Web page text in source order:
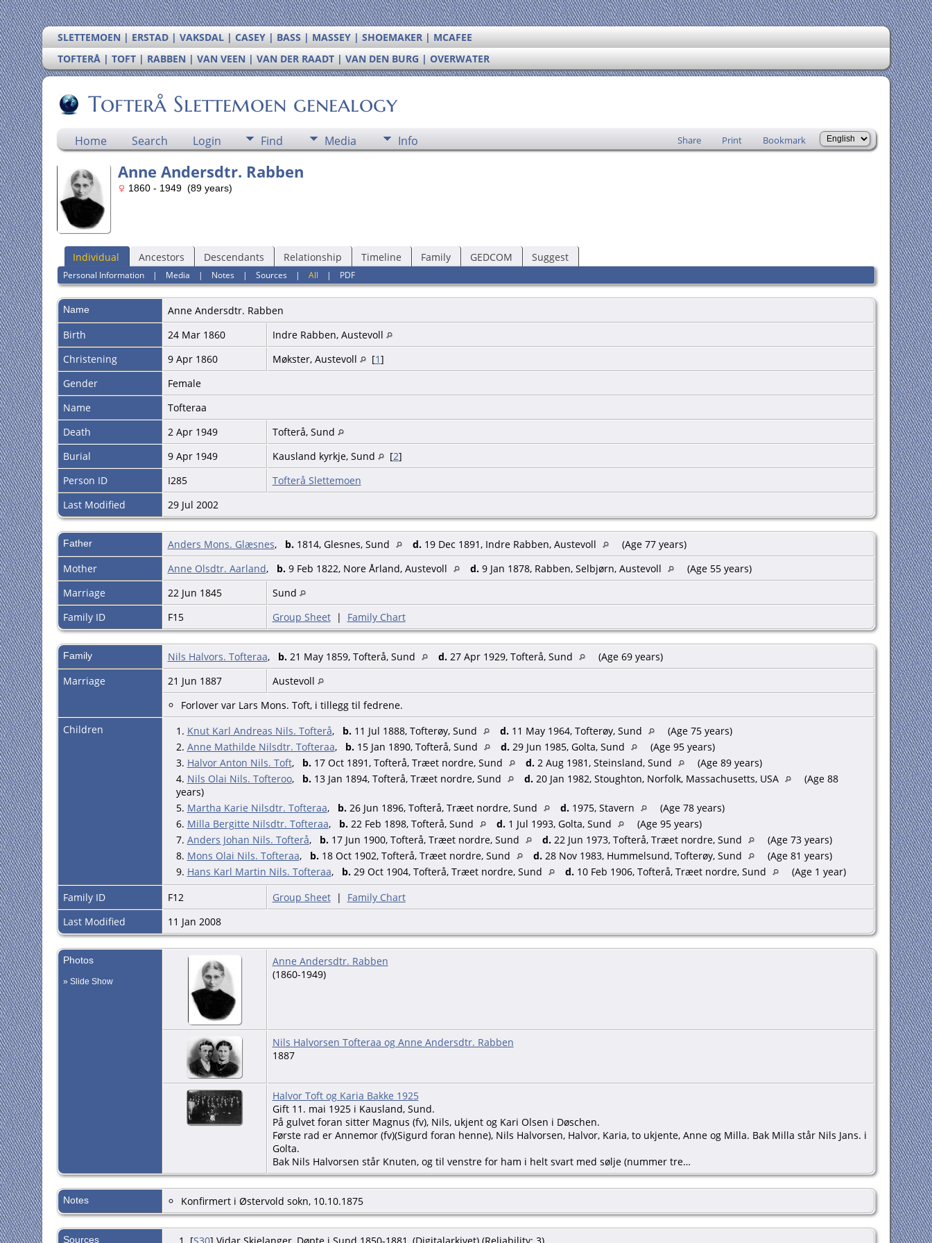
SLETTEMOEN | ERSTAD | VAKSDAL | CASEY | BASS | MASSEY | SHOEMAKER | MCAFEE
TOFTERÅ | TOFT | RABBEN | VAN VEEN | VAN DER RAADT | VAN DEN BURG | OVERWATER
Tofterå Slettemoen genealogy
Home Search Login Find Media Info Share Print Bookmark
Anne Andersdtr. Rabben
1860 - 1949 (89 years)
Individual Ancestors Descendants Relationship Timeline Family GEDCOM Suggest
Personal Information| Media | Notes | Sources | All | PDF
Name Anne Andersdtr. Rabben
Birth
24 Mar 1860
Indre Rabben, Austevoll
Christening
9 Apr 1860 Møkster, Austevoll [1]
Gender
Female
Name
Tofteraa
Death
2 Apr 1949
Tofterå, Sund
Burial
9 Apr 1949 Kausland kyrkje, Sund [2]
Person ID
I285
Tofterå Slettemoen
Last Modified
29 Jul 2002
Father Anders Mons. Glæsnes, b.1814, Glesnes, Sund d.19 Dec 1891, Indre Rabben, Austevoll
(Age 77 years)
Mother
Anne Olsdtr. Aarland, b.9 Feb 1822, Nore Årland, Austevoll d.9 Jan 1878, Rabben, Selbjørn, Austevoll
(Age 55 years)
Marriage
22 Jun 1845
Sund
Family ID
F15 Group Sheet| Family Chart
Family Nils Halvors. Tofteraa, b.21 May 1859, Tofterå, Sund d.27 Apr 1929, Tofterå, Sund
(Age 69 years)
Marriage
21 Jun 1887
Austevoll
Forlover var Lars Mons. Toft, i tillegg til fedrene.
Children
1. Knut Karl Andreas Nils. Tofterå, b.11 Jul 1888, Tofterøy, Sund d.11 May 1964, Tofterøy, Sund
(Age 75 years)
2. Anne Mathilde Nilsdtr. Tofteraa, b.15 Jan 1890, Tofterå, Sund d.29 Jun 1985, Golta, Sund
(Age 95 years)
3. Halvor Anton Nils. Toft, b.17 Oct 1891, Tofterå, Træet nordre, Sund d.2 Aug 1981, Steinsland, Sund
(Age 89 years)
4. Nils Olai Nils. Tofteroo, b.13 Jan 1894, Tofterå, Træet nordre, Sund d.20 Jan 1982, Stoughton, Norfolk, Massachusetts, USA
(Age 88
years)
5. Martha Karie Nilsdtr. Tofteraa, b.26 Jun 1896, Tofterå, Træet nordre, Sund d.1975, Stavern
(Age 78 years)
6. Milla Bergitte Nilsdtr. Tofteraa, b.22 Feb 1898, Tofterå, Sund d.1 Jul 1993, Golta, Sund
(Age 95 years)
7. Anders Johan Nils. Tofterå, b.17 Jun 1900, Tofterå, Træet nordre, Sund d.22 Jun 1973, Tofterå, Træet nordre, Sund
(Age 73 years)
8. Mons Olai Nils. Tofteraa, b.18 Oct 1902, Tofterå, Træet nordre, Sund d.28 Nov 1983, Hummelsund, Tofterøy, Sund
(Age 81 years)
9. Hans Karl Martin Nils. Tofteraa, b.29 Oct 1904, Tofterå, Træet nordre, Sund d.10 Feb 1906, Tofterå, Træet nordre, Sund
(Age 1 year)
Family ID
F12 Group Sheet| Family Chart
Last Modified
11 Jan 2008
Photos
» Slide Show
Anne Andersdtr. Rabben
(1860-1949)
Nils Halvorsen Tofteraa og Anne Andersdtr. Rabben
1887
Halvor Toft og Karia Bakke 1925
Gift 11. mai 1925 i Kausland, Sund.
På gulvet foran sitter Magnus (fv), Nils, ukjent og Kari Olsen i Døschen.
Første rad er Annemor (fv)(Sigurd foran henne), Nils Halvorsen, Halvor, Karia, to ukjente, Anne og Milla. Bak Milla står Nils Jans. i
Golta.
Bak Nils Halvorsen står Knuten, og til venstre for ham i helt svart med sølje (nummer tre…
Notes Konfirmert i Østervold sokn, 10.10.1875
Sources